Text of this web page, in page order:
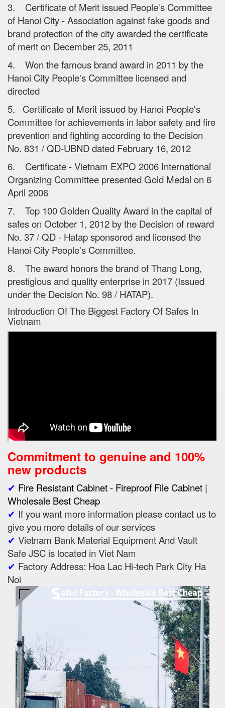
3. Certificate of Merit issued People's Committee
of Hanoi City - Association against fake goods and
brand protection of the city awarded the certificate
of merit on December 25, 2011
4. Won the famous brand award in 2011 by the
Hanoi City People's Committee licensed and
directed
5. Certificate of Merit issued by Hanoi People's
Committee for achievements in labor safety and fire
prevention and fighting according to the Decision
No. 831 / QD-UBND dated February 16, 2012
6. Certificate - Vietnam EXPO 2006 International
Organizing Committee presented Gold Medal on 6
April 2006
7. Top 100 Golden Quality Award in the capital of
safes on October 1, 2012 by the Decision of reward
No. 37 / QD - Hatap sponsored and licensed the
Hanoi City People's Committee.
8. The award honors the brand of Thang Long,
prestigious and quality enterprise in 2017 (Issued
under the Decision No. 98 / HATAP).
Introduction Of The Biggest Factory Of Safes In
Vietnam
Commitment to genuine and 100%
new products
✔ Fire Resistant Cabinet - Fireproof File Cabinet |
Wholesale Best Cheap
✔ If you want more information please contact us to
give you more details of our services
✔ Vietnam Bank Material Equipment And Vault
Safe JSC is located in Viet Nam
✔ Factory Address: Hoa Lac Hi-tech Park City Ha
Noi